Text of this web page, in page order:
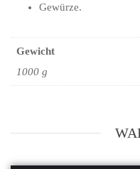
Gewürze.
Gewicht
1000 g